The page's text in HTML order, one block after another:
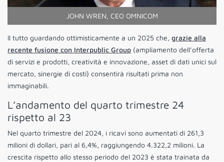
JOHN WREN, CEO OMNICOM
Il tutto guardando ottimisticamente a un 2025 che, grazie alla
recente fusione con Interpublic Group (ampliamento dell’offerta
di servizi e prodotti, creatività e innovazione, asset di dati unici sul
mercato, sinergie di costi) consentirà risultati prima non
immaginabili.
L’andamento del quarto trimestre 24
rispetto al 23
Nel quarto trimestre del 2024, i ricavi sono aumentati di 261,3
milioni di dollari, pari al 6,4%, raggiungendo 4.322,2 milioni. La
crescita rispetto allo stesso periodo del 2023 è stata trainata da